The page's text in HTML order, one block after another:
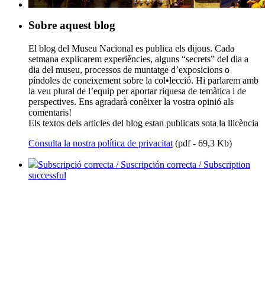
Sobre aquest blog
El blog del Museu Nacional es publica els dijous. Cada
setmana explicarem experiències, alguns “secrets” del dia a
dia del museu, processos de muntatge d’exposicions o
píndoles de coneixement sobre la col•lecció. Hi parlarem amb
la veu plural de l’equip per aportar riquesa de temàtica i de
perspectives. Ens agradarà conèixer la vostra opinió als
comentaris!
Els textos dels articles del blog estan publicats sota la llicència
Consulta la nostra política de privacitat (pdf - 69,3 Kb)
Subscripció correcta / Suscripción correcta / Subscription
successful